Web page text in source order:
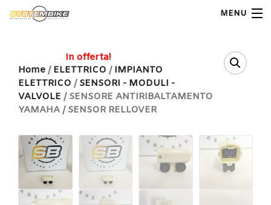
MENU
Home
Shop Moto
Shop Ricambi
Note Generali
Carrello
Home / ELETTRICO / IMPIANTO
ELETTRICO / SENSORI - MODULI -
VALVOLE / SENSORE ANTIRIBALTAMENTO
YAMAHA / SENSOR RELLOVER
In offerta!